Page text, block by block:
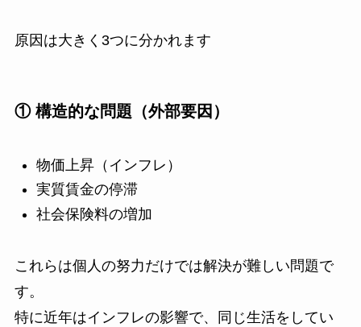
原因は大きく3つに分かれます
① 構造的な問題（外部要因）
物価上昇（インフレ）
実質賃金の停滞
社会保険料の増加
これらは個人の努力だけでは解決が難しい問題で
す。
特に近年はインフレの影響で、同じ生活をしてい